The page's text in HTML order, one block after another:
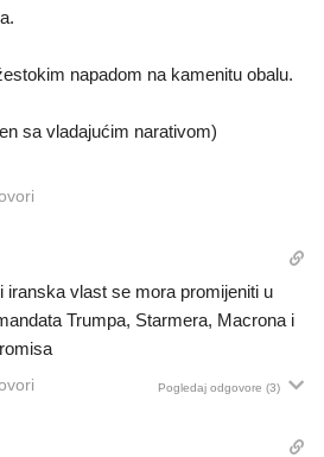
napadom na kamenitu obalu.
sa vladajućim narativom)
iranska vlast se mora promijeniti u
Trumpa, Starmera, Macrona i
Pogledaj odgovore (3)